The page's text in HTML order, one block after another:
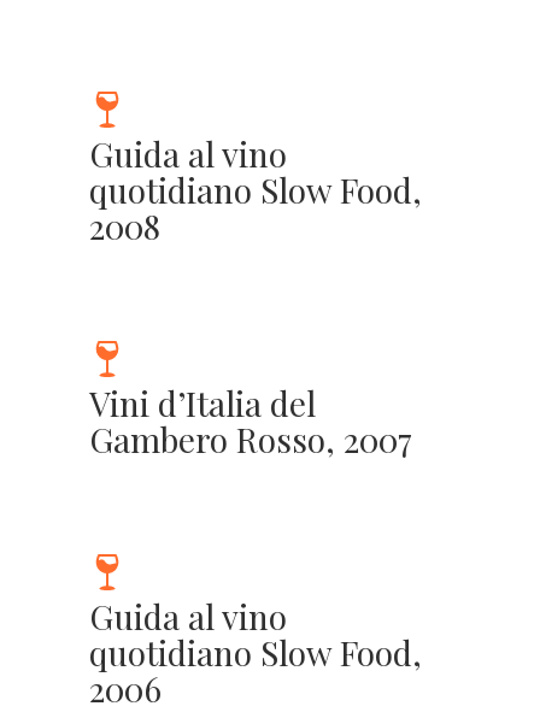
Guida al vino
quotidiano Slow Food,
2008
Vini d’Italia del
Gambero Rosso, 2007
Guida al vino
quotidiano Slow Food,
2006